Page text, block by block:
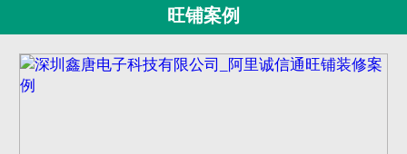
旺铺案例